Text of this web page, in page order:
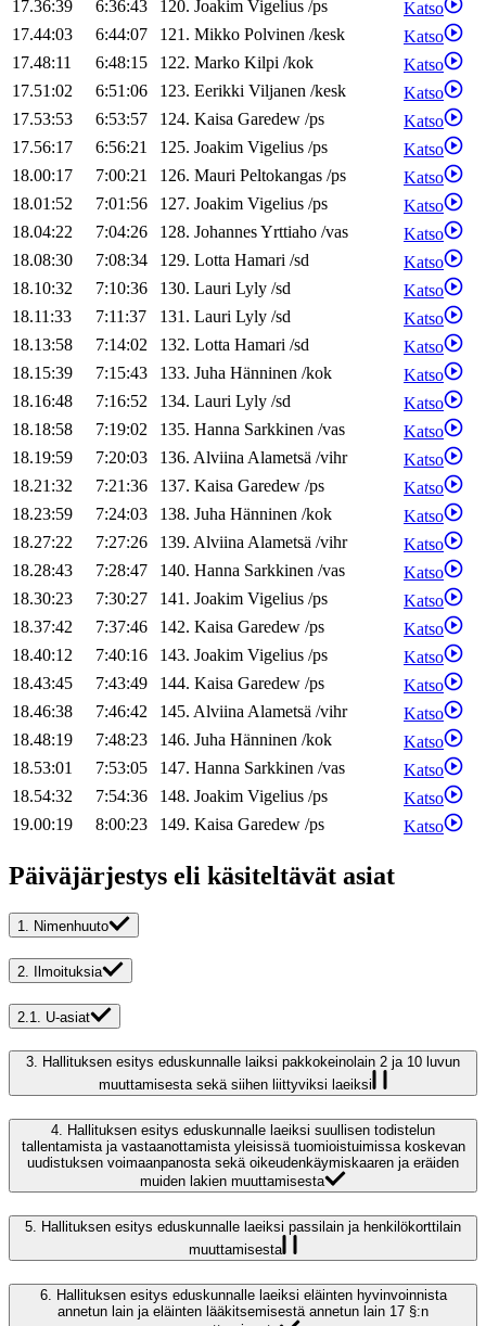
17.36:39
6:36:43 120. Joakim Vigelius /ps
Katso
17.44:03
6:44:07 121. Mikko Polvinen /kesk
Katso
17.48:11
6:48:15 122. Marko Kilpi /kok
Katso
17.51:02
6:51:06 123. Eerikki Viljanen /kesk
Katso
17.53:53
6:53:57 124. Kaisa Garedew /ps
Katso
17.56:17
6:56:21 125. Joakim Vigelius /ps
Katso
18.00:17
7:00:21 126. Mauri Peltokangas /ps
Katso
18.01:52
7:01:56 127. Joakim Vigelius /ps
Katso
18.04:22
7:04:26 128. JohannesYrttiaho /vas
Katso
18.08:30
7:08:34 129. Lotta Hamari /sd
Katso
18.10:32
7:10:36 130. Lauri Lyly /sd
Katso
18.11:33
7:11:37 131. Lauri Lyly /sd
Katso
18.13:58
7:14:02 132. Lotta Hamari /sd
Katso
18.15:39
7:15:43 133. Juha Hänninen /kok
Katso
18.16:48
7:16:52 134. Lauri Lyly /sd
Katso
18.18:58
7:19:02 135. Hanna Sarkkinen /vas
Katso
18.19:59
7:20:03 136. AlviinaAlametsä /vihr
Katso
18.21:32
7:21:36 137. Kaisa Garedew /ps
Katso
18.23:59
7:24:03 138. Juha Hänninen /kok
Katso
18.27:22
7:27:26 139. AlviinaAlametsä /vihr
Katso
18.28:43
7:28:47 140. Hanna Sarkkinen /vas
Katso
18.30:23
7:30:27 141. Joakim Vigelius /ps
Katso
18.37:42
7:37:46 142. Kaisa Garedew /ps
Katso
18.40:12
7:40:16 143. Joakim Vigelius /ps
Katso
18.43:45
7:43:49 144. Kaisa Garedew /ps
Katso
18.46:38
7:46:42 145. AlviinaAlametsä /vihr
Katso
18.48:19
7:48:23 146. Juha Hänninen /kok
Katso
18.53:01
7:53:05 147. Hanna Sarkkinen /vas
Katso
18.54:32
7:54:36 148. Joakim Vigelius /ps
Katso
19.00:19
8:00:23 149. Kaisa Garedew /ps Katso
Päiväjärjestys eli käsiteltävät asiat
1. Nimenhuuto
2. Ilmoituksia
2.1. U-asiat
3. Hallituksen esitys eduskunnalle laiksi pakkokeinolain 2 ja 10 luvun
muuttamisesta sekä siihen liittyviksi laeiksi
4. Hallituksen esitys eduskunnalle laeiksi suullisen todistelun
tallentamista ja vastaanottamista yleisissä tuomioistuimissa koskevan
uudistuksen voimaanpanosta sekä oikeudenkäymiskaaren ja eräiden
muiden lakien muuttamisesta
5.
Hallituksen esitys eduskunnalle laeiksi passilain ja henkilökorttilain
muuttamisesta
6. Hallituksen esitys eduskunnalle laeiksi eläinten hyvinvoinnista
annetun lain ja eläinten lääkitsemisestä annetun lain 17 §:n